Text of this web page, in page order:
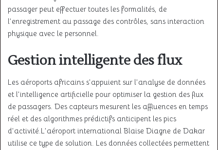
passager peut effectuer toutes les formalités, de
l’enregistrement au passage des contrôles, sans interaction
physique avec le personnel
Gestion intelligente des flux
Les aéroports africains s’appuient sur l’analyse de données
et l’intelligence artificielle pour optimiser la gestion des flux
de passagers. Des capteurs mesurent les affluences en temps
réel et des algorithmes prédictifs anticipent les pics
d’activité.L’aéroport international Blaise Diagne de Dakar
utilise ce type de solution. Les données collectées permettent